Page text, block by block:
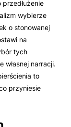
wybierze
o stonowanej
na
tych
narracji.
to
przyniesie